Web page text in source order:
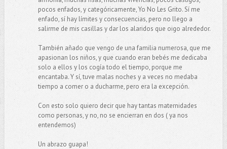
pocos enfados, y categóricamente, Yo No Les Grito. Sí me
enfado, sí hay límites y consecuencias, pero no llego a
salirme de mis casillas y dar los alaridos que oigo alrededor.
También añado que vengo de una familia numerosa, que me
apasionan los niños, y que cuando eran bebés me dedicaba
solo a ellos y los cogía todo el tiempo, porque me
encantaba. Y sí, tuve malas noches y a veces no medaba
tiempo a comer o a ducharme, pero era la excepción.
Con esto solo quiero decir que hay tantas maternidades
como personas, y no, no se encierran en dos ( ya nos
entendemos)
Un abrazo guapa!